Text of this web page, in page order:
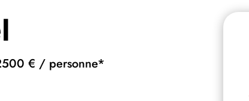
€ / personne*